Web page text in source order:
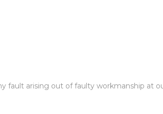
fault arising out of faulty workmanship at